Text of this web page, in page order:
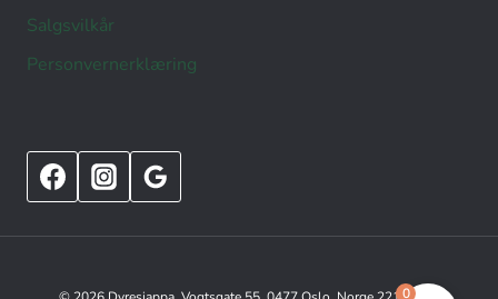
Salgsvilkår
Personvernerklæring
0